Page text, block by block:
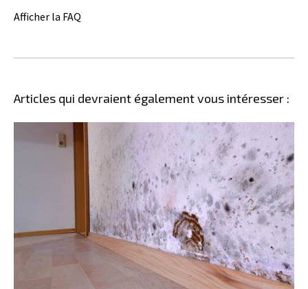
Afficher la FAQ
Articles qui devraient également vous intéresser :